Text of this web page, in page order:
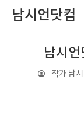
남시언닷컴
남시
작가 남